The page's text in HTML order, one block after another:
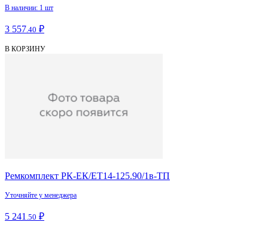
В наличии: 1 шт
3 557.40 ₽
В КОРЗИНУ
Ремкомплект РК-ЕК/ЕТ14-125.90/1в-ТП
Уточняйте у менеджера
5 241 .50 ₽